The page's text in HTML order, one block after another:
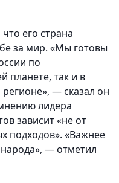
его страна
за мир. «Мы готовы
по
планете, так и в
— сказал он
лидера
зависит «не от
подходов». «Важнее
— отметил